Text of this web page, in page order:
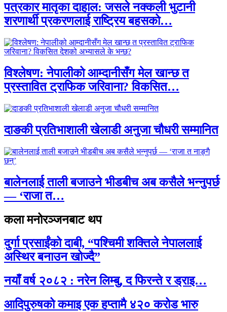
पत्रकार मातृका दाहाल: जसले नक्कली भुटानी
शरणार्थी प्रकरणलाई राष्ट्रिय बहसको…
विश्लेषण: नेपालीको आम्दानीसँग मेल खान्छ त
प्रस्तावित ट्राफिक जरिवाना? विकसित…
दाङकी प्रतिभाशाली खेलाडी अनुजा चौधरी सम्मानित
बालेनलाई ताली बजाउने भीडबीच अब कसैले भन्नुपर्छ
— ‘राजा त…
कला मनोरञ्जनबाट थप
दुर्गा प्रसाईंको दाबी, “पश्चिमी शक्तिले नेपाललाई
अस्थिर बनाउन खोज्दै”
नयाँ वर्ष २०८२ : नरेन लिम्बु, द फिरन्ते र ड्राइ…
आदिपुरुषको कमाइ एक हप्तामै ४२० करोड भारु